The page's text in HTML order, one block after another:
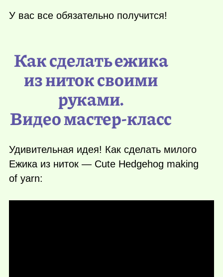
У вас все обязательно получится!
Как сделать ежика
из ниток своими
руками.
Видео мастер-класс
Удивительная идея! Как сделать милого
Ежика из ниток — Cute Hedgehog making
of yarn: